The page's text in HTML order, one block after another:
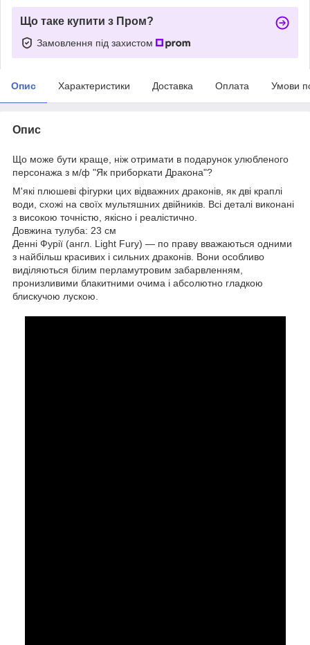
Що таке купити з Пром?
Замовлення під захистом
Опис Характеристики Доставка Оплата Умови
Опис
Що може бути краще, ніж отримати в подарунок улюбленого
персонажа з м/ф "Як приборкати Дракона"?
М'які плюшеві фігурки цих відважних драконів, як дві краплі
води, схожі на своїх мультяшних двійників. Всі деталі виконані
з високою точністю, якісно і реалістично.
Довжина тулуба: 23 см
Денні Фурії (англ. Light Fury) — по праву вважаються одними
з найбільш красивих і сильних драконів. Вони особливо
виділяються білим перламутровим забарвленням,
пронизливими блакитними очима і абсолютно гладкою
блискучою лускою.